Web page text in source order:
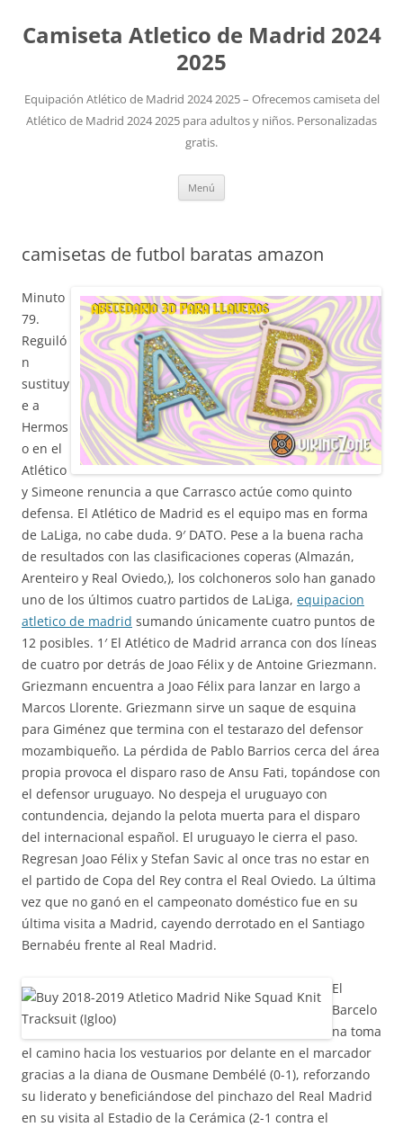
Camiseta Atletico de Madrid 2024
2025
Equipación Atlético de Madrid 2024 2025 – Ofrecemos camiseta del
Atlético de Madrid 2024 2025 para adultos y niños. Personalizadas
gratis.
Menú
camisetas de futbol baratas amazon
Minuto
79.
Reguiló
n
sustituy
e a
Hermos
o en el
Atlético
y Simeone renuncia a que Carrasco actúe como quinto
defensa. El Atlético de Madrid es el equipo mas en forma
de LaLiga, no cabe duda. 9′ DATO. Pese a la buena racha
de resultados con las clasificaciones coperas (Almazán,
Arenteiro y Real Oviedo,), los colchoneros solo han ganado
uno de los últimos cuatro partidos de LaLiga, equipacion
atletico de madrid sumando únicamente cuatro puntos de
12 posibles. 1′ El Atlético de Madrid arranca con dos líneas
de cuatro por detrás de Joao Félix y de Antoine Griezmann.
Griezmann encuentra a Joao Félix para lanzar en largo a
Marcos Llorente. Griezmann sirve un saque de esquina
para Giménez que termina con el testarazo del defensor
mozambiqueño. La pérdida de Pablo Barrios cerca del área
propia provoca el disparo raso de Ansu Fati, topándose con
el defensor uruguayo. No despeja el uruguayo con
contundencia, dejando la pelota muerta para el disparo
del internacional español. El uruguayo le cierra el paso.
Regresan Joao Félix y Stefan Savic al once tras no estar en
el partido de Copa del Rey contra el Real Oviedo. La última
vez que no ganó en el campeonato doméstico fue en su
última visita a Madrid, cayendo derrotado en el Santiago
Bernabéu frente al Real Madrid.
El
Barcelo
na toma
el camino hacia los vestuarios por delante en el marcador
gracias a la diana de Ousmane Dembélé (0-1), reforzando
su liderato y beneficiándose del pinchazo del Real Madrid
en su visita al Estadio de la Cerámica (2-1 contra el